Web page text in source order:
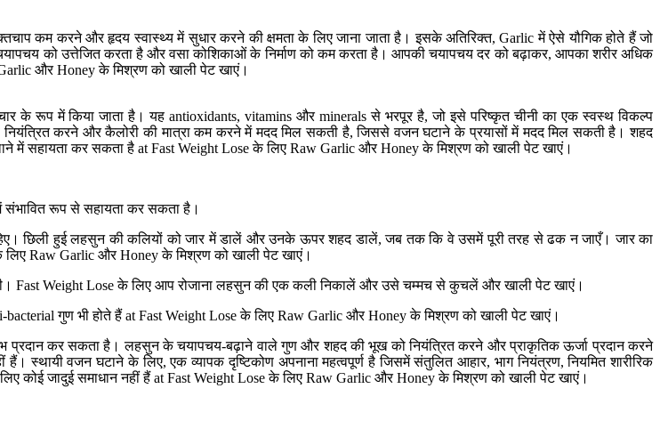
कम करने और हृदय स्वास्थ्य में सुधार करने की क्षमता के लिए जाना जाता है। इसके अतिरिक्त, Garlic में ऐसे यौगिक होते हैं जो
को उत्तेजित करता है और वसा कोशिकाओं के निर्माण को कम करता है। आपकी चयापचय दर को बढ़ाकर, आपका शरीर अधिक
और Honey के मिश्रण को खाली पेट खाएं।
के रूप में किया जाता है। यह antioxidants, vitamins और minerals से भरपूर है, जो इसे परिष्कृत चीनी का एक स्वस्थ विकल्प
करने और कैलोरी की मात्रा कम करने में मदद मिल सकती है, जिससे वजन घटाने के प्रयासों में मदद मिल सकती है। शहद
में सहायता कर सकता है at Fast Weight Lose के लिए Raw Garlic और Honey के मिश्रण को खाली पेट खाएं।
रूप से सहायता कर सकता है।
छिली हुई लहसुन की कलियों को जार में डालें और उनके ऊपर शहद डालें, जब तक कि वे उसमें पूरी तरह से ढक न जाएँ। जार का
Raw Garlic और Honey के मिश्रण को खाली पेट खाएं।
Fast Weight Lose के लिए आप रोजाना लहसुन की एक कली निकालें और उसे चम्मच से कुचलें और खाली पेट खाएं।
गुण भी होते हैं at Fast Weight Lose के लिए Raw Garlic और Honey के मिश्रण को खाली पेट खाएं।
कर सकता है। लहसुन के चयापचय-बढ़ाने वाले गुण और शहद की भूख को नियंत्रित करने और प्राकृतिक ऊर्जा प्रदान करने
स्थायी वजन घटाने के लिए, एक व्यापक दृष्टिकोण अपनाना महत्वपूर्ण है जिसमें संतुलित आहार, भाग नियंत्रण, नियमित शारीरिक
कोई जादुई समाधान नहीं हैं at Fast Weight Lose के लिए Raw Garlic और Honey के मिश्रण को खाली पेट खाएं।